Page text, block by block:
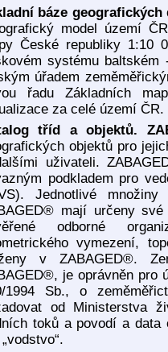
báze geografických
model území
České republiky 1:10
systému
úřadem
řadu Základních
za celé území ČR.
tříd a objektů.
objektů pro
uživateli.
podkladem pro
Jednotlivé
mají určeny
odborné
vymezení,
v ZABAGED®.
je oprávněn pro
1994 Sb., o
od Ministerstva
toků a povodí a data